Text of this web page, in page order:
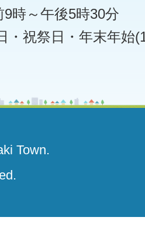
時～午後5時30分
・祝祭日・年末年始
Town.